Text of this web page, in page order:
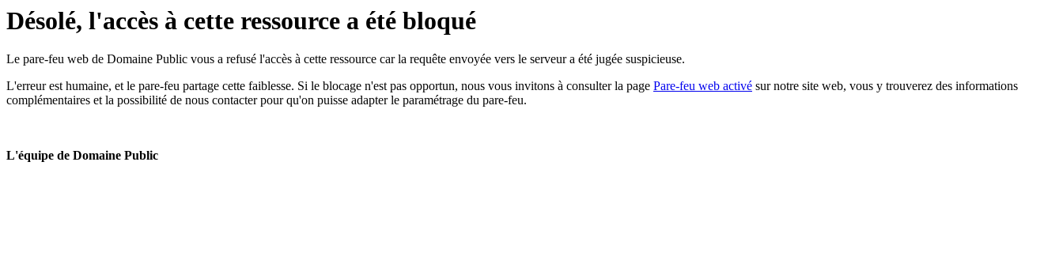
Désolé, l'accès à cette ressource a été bloqué
Le pare-feu web de Domaine Public vous a refusé l'accès à cette ressource car la requête envoyée vers le serveur a été jugée suspicieuse.
L'erreur est humaine, et le pare-feu partage cette faiblesse. Si le blocage n'est pas opportun, nous vous invitons à consulter la page Pare-feu web activé sur notre site web, vous y trouverez des informations
complémentaires et la possibilité de nous contacter pour qu'on puisse adapter le paramétrage du pare-feu.
L'équipe de Domaine Public